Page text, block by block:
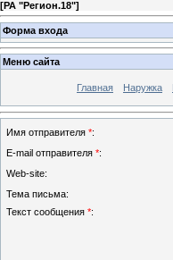
[РА "Регион.18"]
Форма входа
Меню сайта
Главная Наружка
Имя отправителя *:
E-mail отправителя *:
Web-site:
Тема письма:
Текст сообщения *: